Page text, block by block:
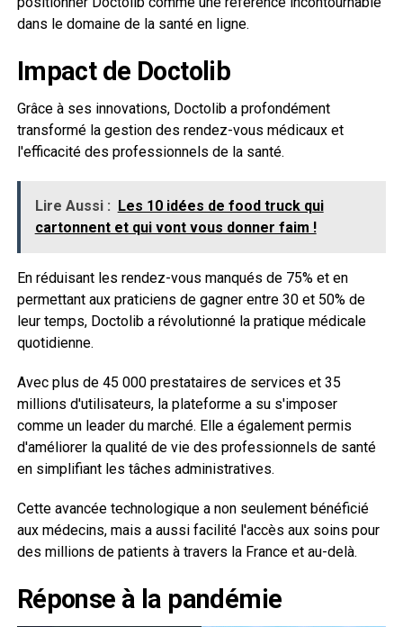
dans le domaine de la santé en ligne.
Impact de Doctolib
Grâce à ses innovations, Doctolib a profondément
transformé la gestion des rendez-vous médicaux et
l'efficacité des professionnels de la santé.
Lire Aussi : Les 10 idées de food truck qui
cartonnent et qui vont vous donner faim !
En réduisant les rendez-vous manqués de 75% et en
permettant aux praticiens de gagner entre 30 et 50% de
leur temps, Doctolib a révolutionné la pratique médicale
quotidienne.
Avec plus de 45 000 prestataires de services et 35
millions d'utilisateurs, la plateforme a su s'imposer
comme un leader du marché. Elle a également permis
d'améliorer la qualité de vie des professionnels de santé
en simplifiant les tâches administratives.
Cette avancée technologique a non seulement bénéficié
aux médecins, mais a aussi facilité l'accès aux soins pour
des millions de patients à travers la France et au-delà.
Réponse à la pandémie